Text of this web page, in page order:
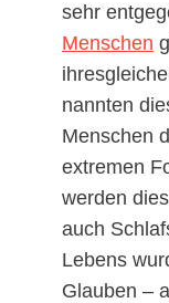
sehr
Menschen
nannten
Menschen
extremen
werden
auch
Lebens
Glauben –